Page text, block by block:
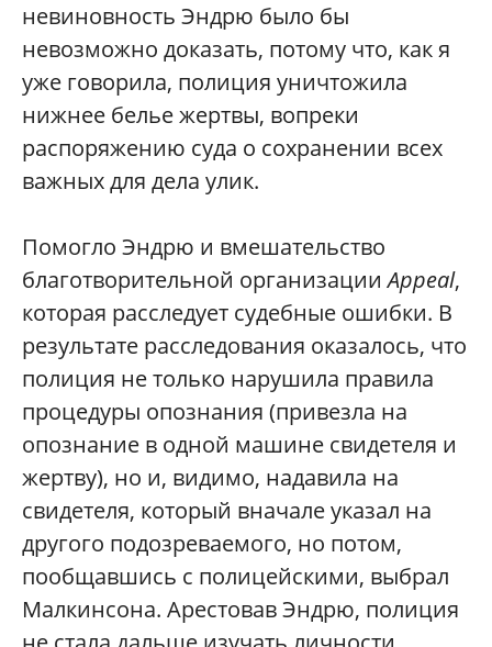
невиновность Эндрю было бы
невозможно доказать, потому что, как я
уже говорила, полиция уничтожила
нижнее белье жертвы, вопреки
распоряжению суда о сохранении всех
важных для дела улик.
Помогло Эндрю и вмешательство
благотворительной организацииAppeal,
которая расследует судебные ошибки. В
результате расследования оказалось, что
полиция не только нарушила правила
процедуры опознания (привезла на
опознание в одной машине свидетеля и
жертву), но и, видимо, надавила на
свидетеля, который вначале указал на
другого подозреваемого, но потом,
пообщавшись с полицейскими, выбрал
Малкинсона. Арестовав Эндрю, полиция